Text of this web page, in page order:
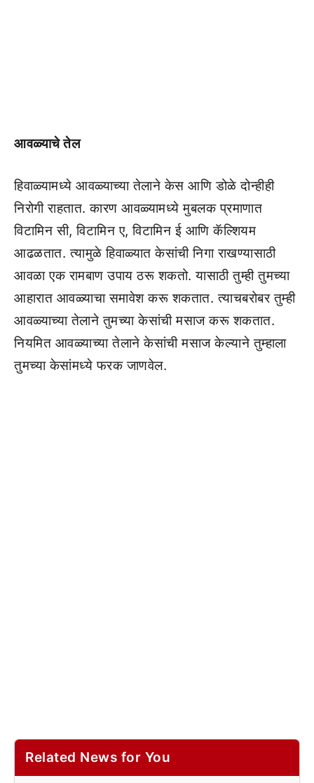
आवळ्याचे तेल
हिवाळ्यामध्ये आवळ्याच्या तेलाने केस आणि डोळे दोन्हीही
निरोगी राहतात. कारण आवळ्यामध्ये मुबलक प्रमाणात
विटामिन सी, विटामिन ए, विटामिन ई आणि कॅल्शियम
आढळतात. त्यामुळे हिवाळ्यात केसांची निगा राखण्यासाठी
आवळा एक रामबाण उपाय ठरू शकतो. यासाठी तुम्ही तुमच्या
आहारात आवळ्याचा समावेश करू शकतात. त्याचबरोबर तुम्ही
आवळ्याच्या तेलाने तुमच्या केसांची मसाज करू शकतात.
नियमित आवळ्याच्या तेलाने केसांची मसाज केल्याने तुम्हाला
तुमच्या केसांमध्ये फरक जाणवेल.
Related News for You